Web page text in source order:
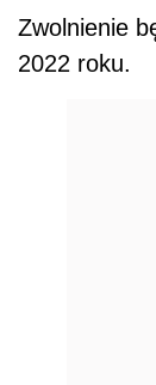
Zwolnienie
2022 roku.